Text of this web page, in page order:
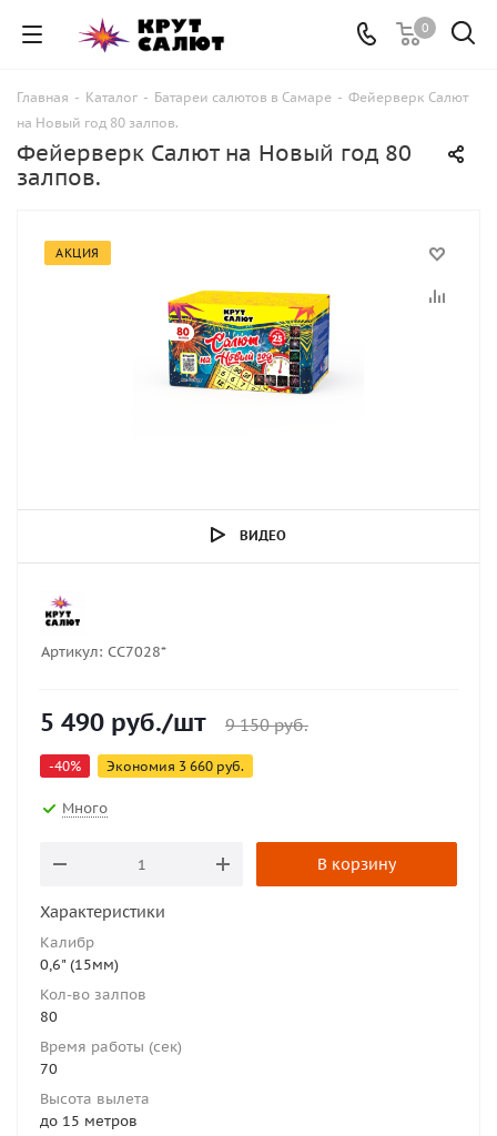
0
Главная - Каталог - Батареи салютов в Самаре - Фейерверк Салют
на Новый год 80 залпов.
Фейерверк Салют на Новый год 80
залпов.
АКЦИЯ
ВИДЕО
Артикул: СС7028*
5 490 руб./шт 9 150руб.
-40% Экономия 3 660 руб.
Много
В корзину
Характеристики
Калибр
0,6" (15мм)
Кол-во залпов
80
Время работы (сек)
70
Высота вылета
до 15 метров